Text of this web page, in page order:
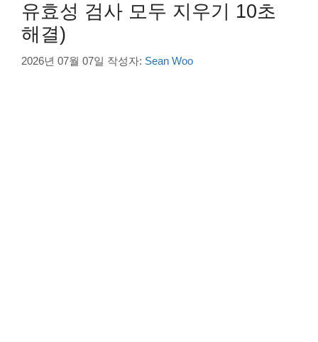
유효성 검사 모두 지우기 10초
해결)
2026년 07월 07일 작성자: Sean Woo